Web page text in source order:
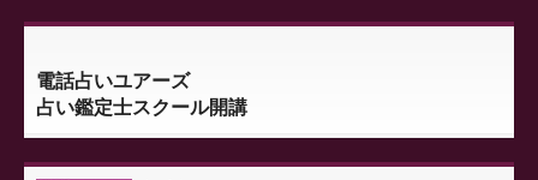
電話占いユアーズ
占い鑑定士スクール開講